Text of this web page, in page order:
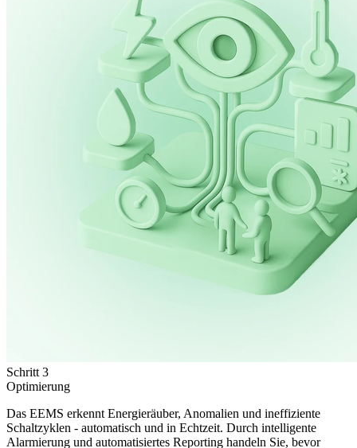
Schritt 3
Optimierung
Das EEMS erkennt Energieräuber, Anomalien und ineffiziente
Schaltzyklen - automatisch und in Echtzeit. Durch intelligente
Alarmierung und automatisiertes Reporting handeln Sie, bevor